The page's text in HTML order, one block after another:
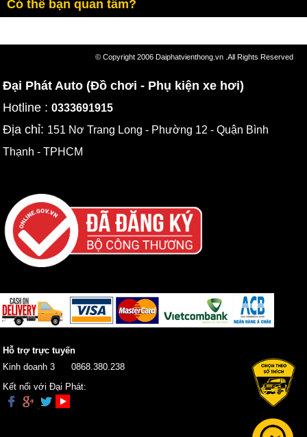
Có thể bạn quan tâm?
© Copyright 2006 Daiphatvienthong.vn .All Rights Reserved
Đại Phát Auto (Đồ chơi - Phụ kiện xe hơi)
Hotline :0333691915
Địa chỉ: 151 Nơ Trang Long - Phường 12 - Quận Bình
Thạnh - TPHCM
Hỗ trợ trực tuyến
Kinh doanh 3
0868.380.238
Kết nối với Đại Phát: